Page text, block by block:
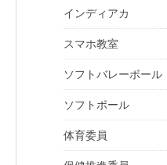
インディアカ
スマホ教室
ソフトバレーボール
ソフトボール
体育委員